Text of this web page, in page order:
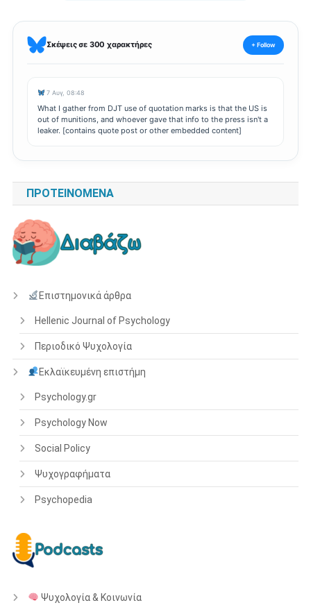
Σκέψεις σε 300 χαρακτήρες + Follow
7 Αυγ, 08:48
What I gather from DJT use of quotation marks is that the US is
out of munitions, and whoever gave that info to the press isn't a
leaker. [contains quote post or other embedded content]
ΠΡΟΤΕΙΝΌΜΕΝΑ
Επιστημονικά άρθρα
Hellenic Journal of Psychology
Περιοδικό Ψυχολογία
Εκλαϊκευμένη επιστήμη
Psychology.gr
Psychology Now
Social Policy
Ψυχογραφήματα
Psychopedia
Ψυχολογία & Κοινωνία